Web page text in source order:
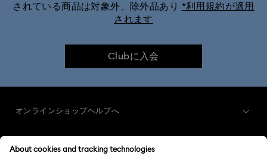
されている商品は対象外、除外品あり *利用規約が適用
されます
Clubに入会
オンラインショップヘルプへ